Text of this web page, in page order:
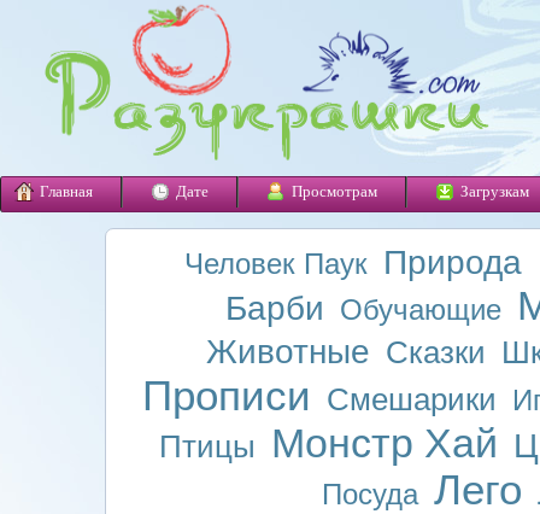
Главная Дате Просмотрам Загрузкам
Человек Паук Природа
Барби Обучающие
Животные Сказки
Прописи Смешарики
Птицы Монстр Хай
Посуда Лего